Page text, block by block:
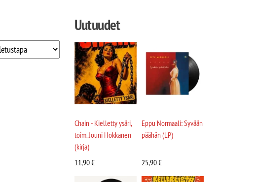
Uutuudet
Chain - Kielletty ysäri,
toim. Jouni Hokkanen
(kirja)
11,90€
Eppu Normaali: Syvään
päähän (LP)
25,90€